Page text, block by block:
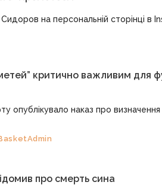
Сидоров на персональній сторінці
критично важливим для
опублікувало наказ про
про смерть сина